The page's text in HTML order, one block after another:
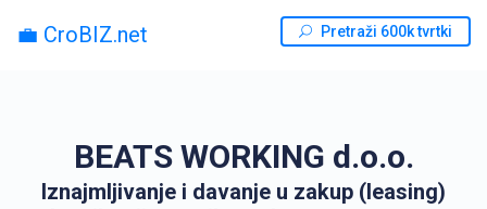
💼 CroBIZ.net Pretraži 600k tvrtki
BEATS WORKING d.o.o.
Iznajmljivanje i davanje u zakup (leasing)